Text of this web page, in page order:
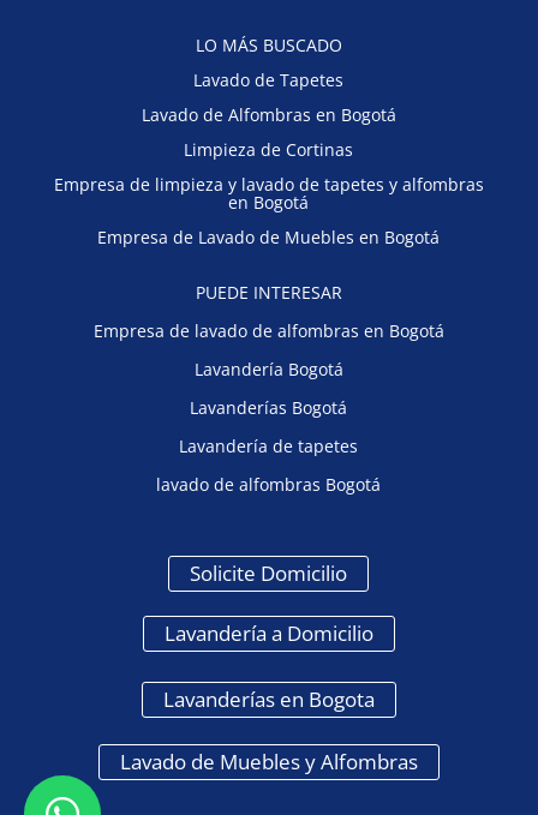
LO MÁS BUSCADO
Lavado de Tapetes
Lavado de Alfombras en Bogotá
Limpieza de Cortinas
Empresa de limpieza y lavado de tapetes y alfombras
en Bogotá
Empresa de Lavado de Muebles en Bogotá
PUEDE INTERESAR
Empresa de lavado de alfombras en Bogotá
Lavandería Bogotá
Lavanderías Bogotá
Lavandería de tapetes
lavado de alfombras Bogotá
Solicite Domicilio
Lavandería a Domicilio
Lavanderías en Bogota
Lavado de Muebles y Alfombras